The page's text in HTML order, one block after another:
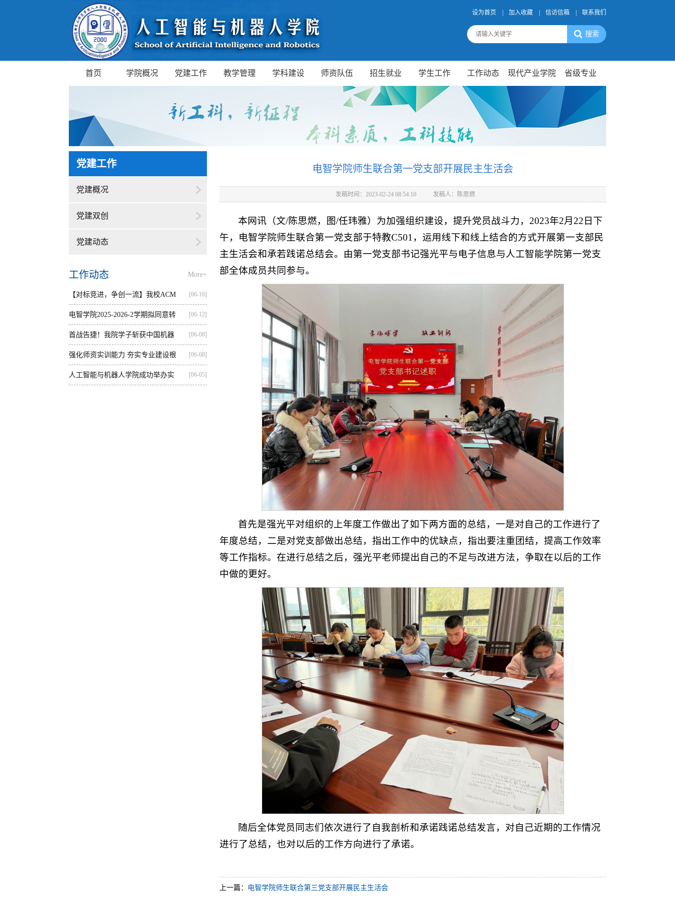
设为首页 加入收藏 信访信箱 联系我们
首页 学院概况 党建工作 教学管理 学科建设 师资队伍 招生就业 学生工作 工作动态 现代产业学院 省级专业
党建工作
党建概况
党建双创
党建动态
工作动态 More+
【对标竞进，争创一流】我校ACM
集训...
[06-16]
电智学院2025-2026-2学期拟同意转
出...
[06-12]
首战告捷！我院学子斩获中国机器
人...
[06-08]
强化师资实训能力 夯实专业建设根
基...
[06-08]
人工智能与机器人学院成功举办实 [06-05]
电智学院师生联合第一党支部开展民主生活会
发稿时间：2023-02-24 08:54:10 发稿人：陈思燃
本网讯（文/陈思燃，图/任玮雅）为加强组织建设，提升党员战斗力，2023年2月22日下
午，电智学院师生联合第一党支部于特教C501，运用线下和线上结合的方式开展第一支部民
主生活会和承若践诺总结会。由第一党支部书记强光平与电子信息与人工智能学院第一党支
部全体成员共同参与。
首先是强光平对组织的上年度工作做出了如下两方面的总结，一是对自己的工作进行了
年度总结，二是对党支部做出总结，指出工作中的优缺点，指出要注重团结，提高工作效率
等工作指标。在进行总结之后，强光平老师提出自己的不足与改进方法，争取在以后的工作
中做的更好。
随后全体党员同志们依次进行了自我剖析和承诺践诺总结发言，对自己近期的工作情况
进行了总结，也对以后的工作方向进行了承诺。
上一篇： 电智学院师生联合第三党支部开展民主生活会